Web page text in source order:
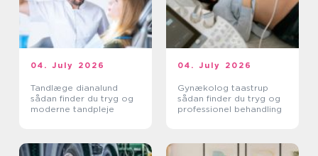
04. July 2026
Tandlæge dianalund
sådan finder du tryg og
moderne tandpleje
04. July 2026
Gynækolog taastrup
sådan finder du tryg og
professionel behandling